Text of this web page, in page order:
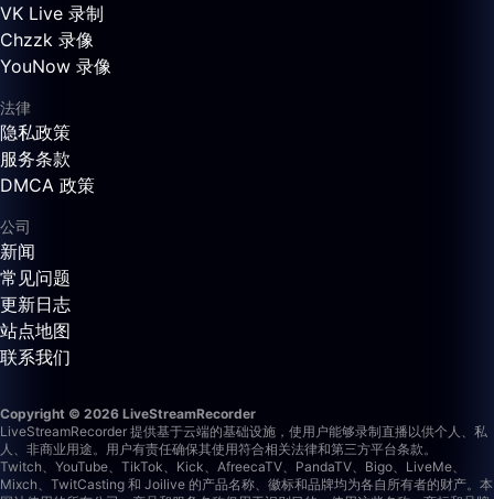
VK Live 录制
Chzzk 录像
YouNow 录像
法律
隐私政策
服务条款
DMCA 政策
公司
新闻
常见问题
更新日志
站点地图
联系我们
Copyright © 2026 LiveStreamRecorder
LiveStreamRecorder 提供基于云端的基础设施，使用户能够录制直播以供个人、私
人、非商业用途。用户有责任确保其使用符合相关法律和第三方平台条款。
Twitch、YouTube、TikTok、Kick、AfreecaTV、PandaTV、Bigo、LiveMe、
Mixch、TwitCasting 和 Joilive 的产品名称、徽标和品牌均为各自所有者的财产。本